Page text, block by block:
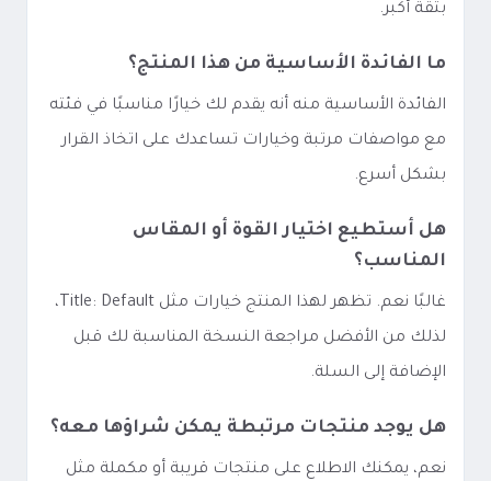
بثقة أكبر.
ما الفائدة الأساسية من هذا المنتج؟
الفائدة الأساسية منه أنه يقدم لك خيارًا مناسبًا في فئته
مع مواصفات مرتبة وخيارات تساعدك على اتخاذ القرار
بشكل أسرع.
هل أستطيع اختيار القوة أو المقاس
المناسب؟
غالبًا نعم. تظهر لهذا المنتج خيارات مثل Title: Default،
لذلك من الأفضل مراجعة النسخة المناسبة لك قبل
الإضافة إلى السلة.
هل يوجد منتجات مرتبطة يمكن شراؤها معه؟
نعم، يمكنك الاطلاع على منتجات قريبة أو مكملة مثل